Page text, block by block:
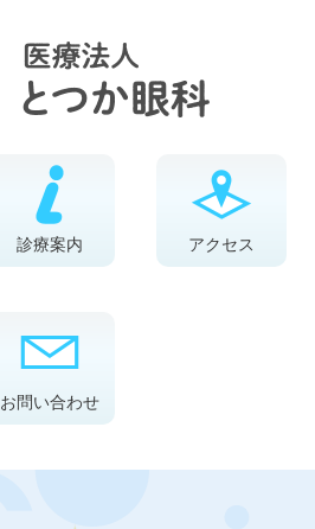
診療案内 アクセス
お問い合わせ